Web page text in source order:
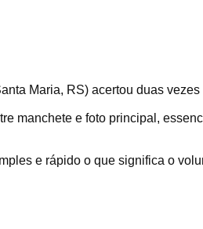
Maria, RS) acertou duas
manchete e foto principal,
e rápido o que significa o